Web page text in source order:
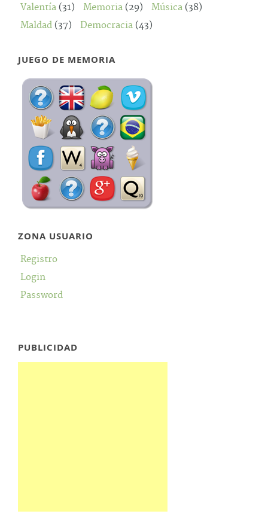
Valentía (31) Memoria (29) Música (38)
Maldad (37) Democracia (43)
JUEGO DE MEMORIA
ZONA USUARIO
Registro
Login
Password
PUBLICIDAD